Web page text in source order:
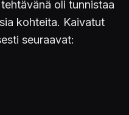
oli tunnistaa
kohteita. Kaivatut
seuraavat: